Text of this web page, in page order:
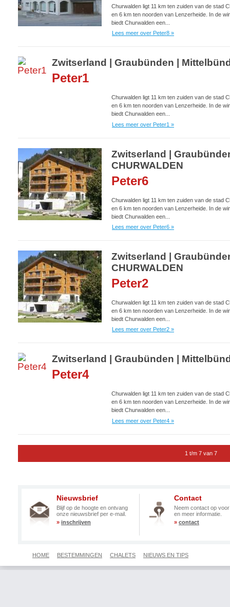
Churwalden ligt 11 km ten zuiden van de stad
en 6 km ten noorden van Lenzerheide. In de
biedt Churwalden een...
Lees meer over Peter8 »
Zwitserland | Graubünden |
Peter1
Churwalden ligt 11 km ten zuiden van de stad
en 6 km ten noorden van Lenzerheide. In de
biedt Churwalden een...
Lees meer over Peter1 »
Zwitserland |
CHURWALDEN
Peter6
Churwalden ligt 11 km ten zuiden van de stad
en 6 km ten noorden van Lenzerheide. In de
biedt Churwalden een...
Lees meer over Peter6 »
Zwitserland |
CHURWALDEN
Peter2
Churwalden ligt 11 km ten zuiden van de stad
en 6 km ten noorden van Lenzerheide. In de
biedt Churwalden een...
Lees meer over Peter2 »
Zwitserland | Graubünden |
Peter4
Churwalden ligt 11 km ten zuiden van de stad
en 6 km ten noorden van Lenzerheide. In de
biedt Churwalden een...
Lees meer over Peter4 »
1 t/m 7 van 7
Nieuwsbrief
Blijf op de hoogte en ontvang
onze nieuwsbrief per e-mail.
» inschrijven
Contact
Neem contact op
en meer informatie.
» contact
HOME BESTEMMINGEN CHALETS NIEUWS EN TIPS